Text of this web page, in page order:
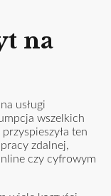
na
usługi
wszelkich
ten
zdalnej,
czy cyfrowym